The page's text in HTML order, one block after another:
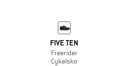
FIVE TEN
Freerider
Cykelsko